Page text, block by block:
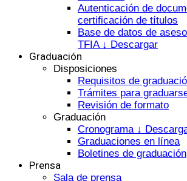
Autenticación de
certificación de títulos
Base de datos de
TFIA ↓ Descargar
Graduación
Disposiciones
Requisitos de
Trámites para
Revisión de formato
Graduación
Cronograma ↓
Graduaciones en línea
Boletines de graduación
Prensa
Sala de prensa